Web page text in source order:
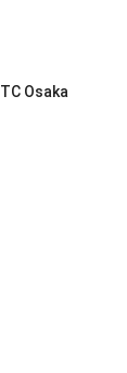
TC Osaka